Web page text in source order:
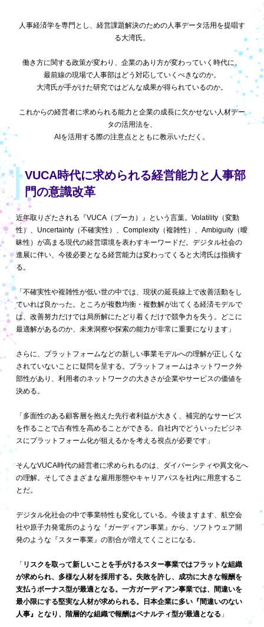
人事経済学を専門とし、経営課題解決のための人事データ活用を提唱す
る大湾氏。
働き方に関する政策が変わり、企業のあり方が変わっていく時代に、
最前線の現場で人事部はどう対応していくべきなのか。
大湾氏が手がけた研究ではどんな成果が得られているのか。
これからの経営者に求められる能力と企業の成長に欠かせない人材デー
タの活用法を、
AIを活用する際の注意点とともに教示いただく。
VUCA時代に求められる経営能力と人事部
門の意識改革
近年取りざたされる『VUCA（ブーカ）』という言葉。Volatility（変動
性）、Uncertainty（不確実性）、Complexity（複雑性）、Ambiguity（曖
昧性）が高まる現代の経営環境を表わすキーワードだ。デジタル社会の
進展に伴い、今後必要となる経営能力は変わってくると大湾氏は指摘す
る。
「不確実性や複雑性が低い世の中では、現状の延長線上で改善活動をし
ていれば良かった。ところが複数均衡・複数解が出てくる経済モデルで
は、改善努力だけでは局所解にたどり着くだけで競争力を失う。どこに
最適解があるのか、未来洞察や探索の能力が非常に重要になります」
さらに、プラットフォームなどの新しい事業モデルへの理解が正しくな
されていないことに疑問を呈する。プラットフォームはネットワーク外
部性があり、利用者のネットワークの大きさが企業やサービスの価値を
決める。
「多面性のある顧客層を抱えた先行者利益が大きく、補完的なサービス
を作ることで占有性を高めることができる。自社内でどういったビジネ
スにプラットフォーム化が狙えるかを考える視点が必要です」
そんなVUCA時代の経営者に求められるのは、ダイバーシティや異文化へ
の理解。そしてさまざまな雇用形態やキャリアパスを社内に用意するこ
とだ。
デジタル化社会の中で事業特性も変化している。今後ますます、航空会
社や原子力発電所のような『ガーディアン事業』から、ソフトウェア開
発のような『スター事業』の割合が増えてくことになる。
「 リスクを取って新しいことを手がけるスター事業ではフラットな組織
が求められ、多様な人材を採用する。失敗を許し、成功に大きな報酬を
支払うボーナス型が最適となる。一方ガーディアン事業では、間違いを
最小限にする堅実な人材が求められる。日本企業に多い『間違いのない
人事』となり、階層的な組織で報酬はペナルティ型が最適となる 」